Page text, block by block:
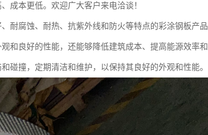
成本更低。欢迎广大客户来电洽谈！
耐腐蚀、耐热、抗紫外线和防火等特点的彩涂钢板产
和良好的性能，还能够降低建筑成本、提高能源效率
碰撞，定期清洁和维护，以保持其良好的外观和性能。